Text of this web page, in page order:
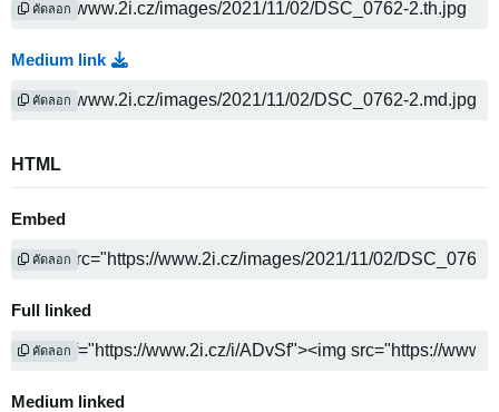
คัดลอก
Medium link
คัดลอก
HTML
Embed
คัดลอก
Full linked
คัดลอก
Medium linked